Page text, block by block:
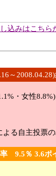
込みはこちら
～
・女性8.8%)
る自主投票の
9.5％ 3.6ポ